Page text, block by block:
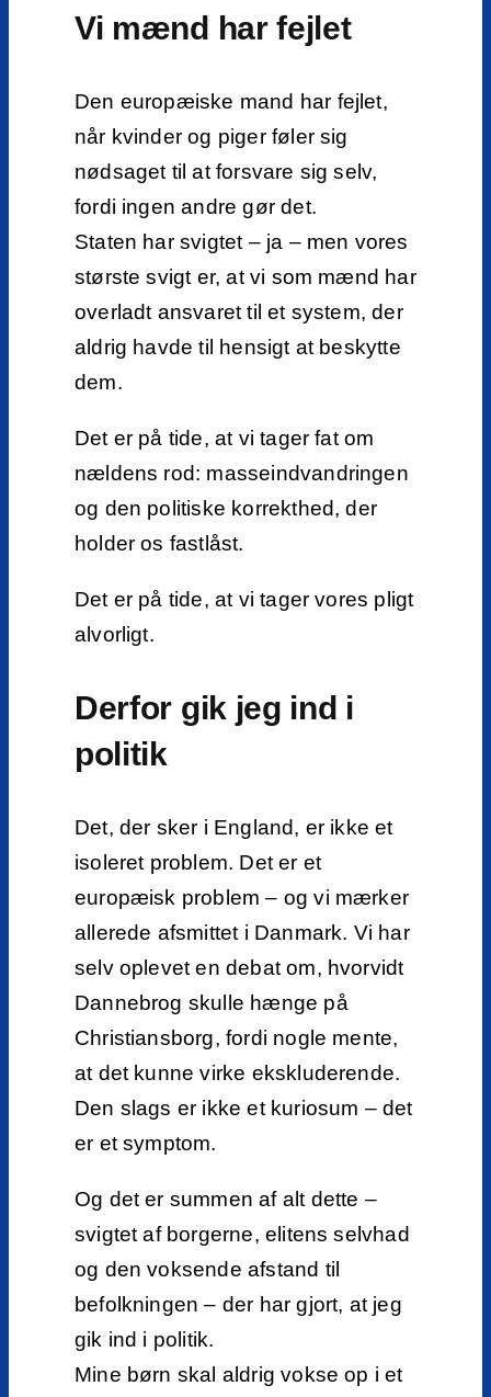
Vi mænd har fejlet
Den europæiske mand har fejlet,
når kvinder og piger føler sig
nødsaget til at forsvare sig selv,
fordi ingen andre gør det.
Staten har svigtet – ja – men vores
største svigt er, at vi som mænd har
overladt ansvaret til et system, der
aldrig havde til hensigt at beskytte
dem.
Det er på tide, at vi tager fat om
nældens rod: masseindvandringen
og den politiske korrekthed, der
holder os fastlåst.
Det er på tide, at vi tager vores pligt
alvorligt.
Derfor gik jeg ind i
politik
Det, der sker i England, er ikke et
isoleret problem. Det er et
europæisk problem – og vi mærker
allerede afsmittet i Danmark. Vi har
selv oplevet en debat om, hvorvidt
Dannebrog skulle hænge på
Christiansborg, fordi nogle mente,
at det kunne virke ekskluderende.
Den slags er ikke et kuriosum – det
er et symptom.
Og det er summen af alt dette –
svigtet af borgerne, elitens selvhad
og den voksende afstand til
befolkningen – der har gjort, at jeg
gik ind i politik.
Mine børn skal aldrig vokse op i et